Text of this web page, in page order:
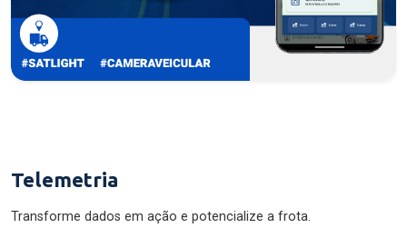
Telemetria
Transforme dados em ação e potencialize a frota.